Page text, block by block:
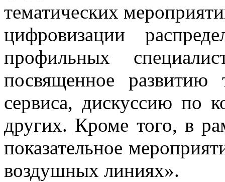
тематических
цифровизации
профильных
посвященное развитию
сервиса, дискуссию по
других. Кроме того, в
показательное
воздушных линиях».